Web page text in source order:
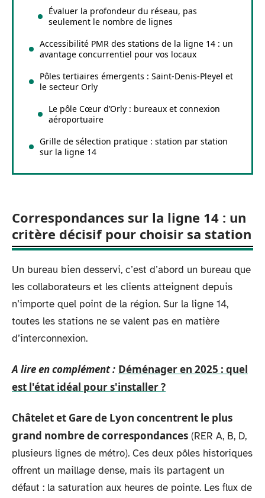
Évaluer la profondeur du réseau, pas
seulement le nombre de lignes
Accessibilité PMR des stations de la ligne 14 : un
avantage concurrentiel pour vos locaux
Pôles tertiaires émergents : Saint-Denis-Pleyel et
le secteur Orly
Le pôle Cœur d’Orly : bureaux et connexion
aéroportuaire
Grille de sélection pratique : station par station
sur la ligne 14
Correspondances sur la ligne 14 : un
critère décisif pour choisir sa station
Un bureau bien desservi, c’est d’abord un bureau que
les collaborateurs et les clients atteignent depuis
n’importe quel point de la région. Sur la ligne 14,
toutes les stations ne se valent pas en matière
d’interconnexion.
A lire en complément : Déménager en 2025 : quel
est l'état idéal pour s'installer ?
Châtelet et Gare de Lyon concentrent le plus
grand nombre de correspondances (RER A, B, D,
plusieurs lignes de métro). Ces deux pôles historiques
offrent un maillage dense, mais ils partagent un
défaut : la saturation aux heures de pointe. Les flux de